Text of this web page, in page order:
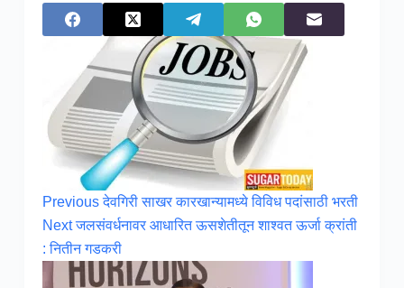
Previousदेवगिरी साखर कारखान्यामध्ये विविध पदांसाठी भरती
Nextजलसंवर्धनावर आधारित ऊसशेतीतून शाश्वत ऊर्जा क्रांती
: नितीन गडकरी